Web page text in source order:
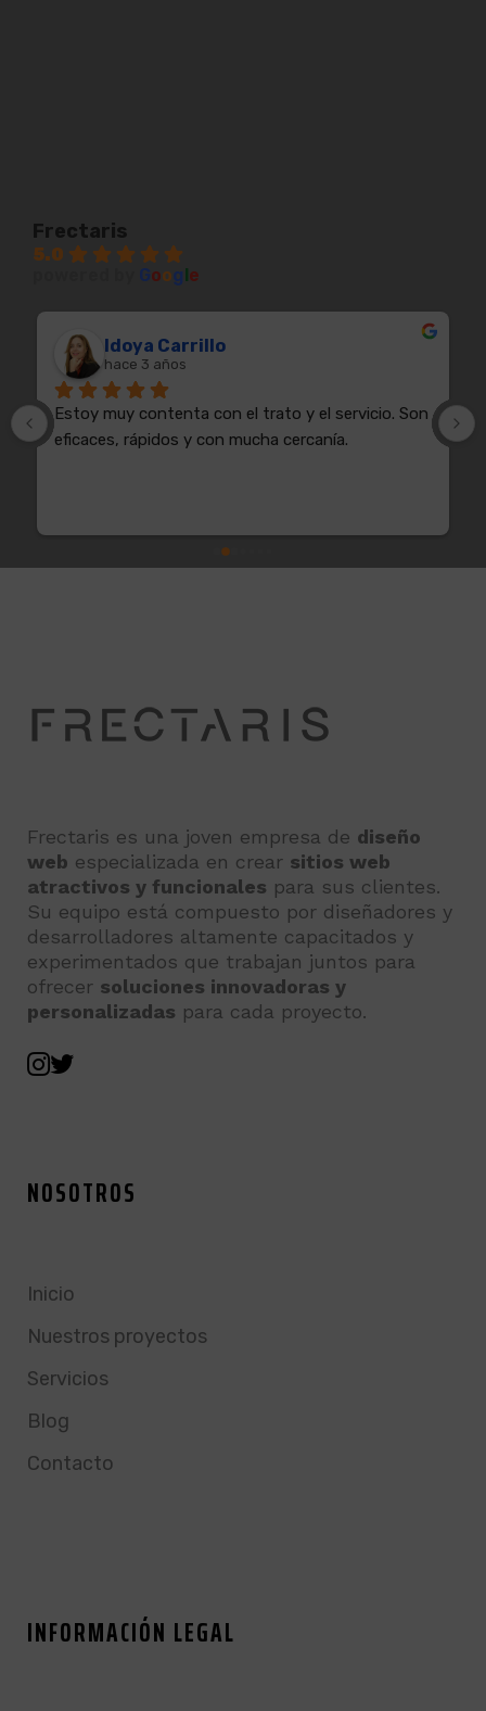
Frectaris
5.0
Google
Idoya Carrillo
hace 3 años
Estoy muy contenta con el trato y el servicio. Son
eficaces, rápidos y con mucha cercanía.
Frectaris es una joven empresa de diseño
web especializada en crear sitios web
atractivos y funcionales para sus clientes.
Su equipo está compuesto por diseñadores y
desarrolladores altamente capacitados y
experimentados que trabajan juntos para
ofrecer soluciones innovadoras y
personalizadas para cada proyecto.
NOSOTROS
Inicio
Nuestros proyectos
Servicios
Blog
Contacto
INFORMACIÓN LEGAL